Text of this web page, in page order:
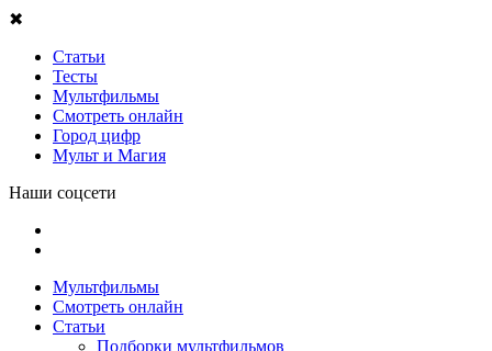
✖
Статьи
Тесты
Мультфильмы
Смотреть онлайн
Город цифр
Мульт и Магия
Наши соцсети
Мультфильмы
Смотреть онлайн
Статьи
Подборки мультфильмов